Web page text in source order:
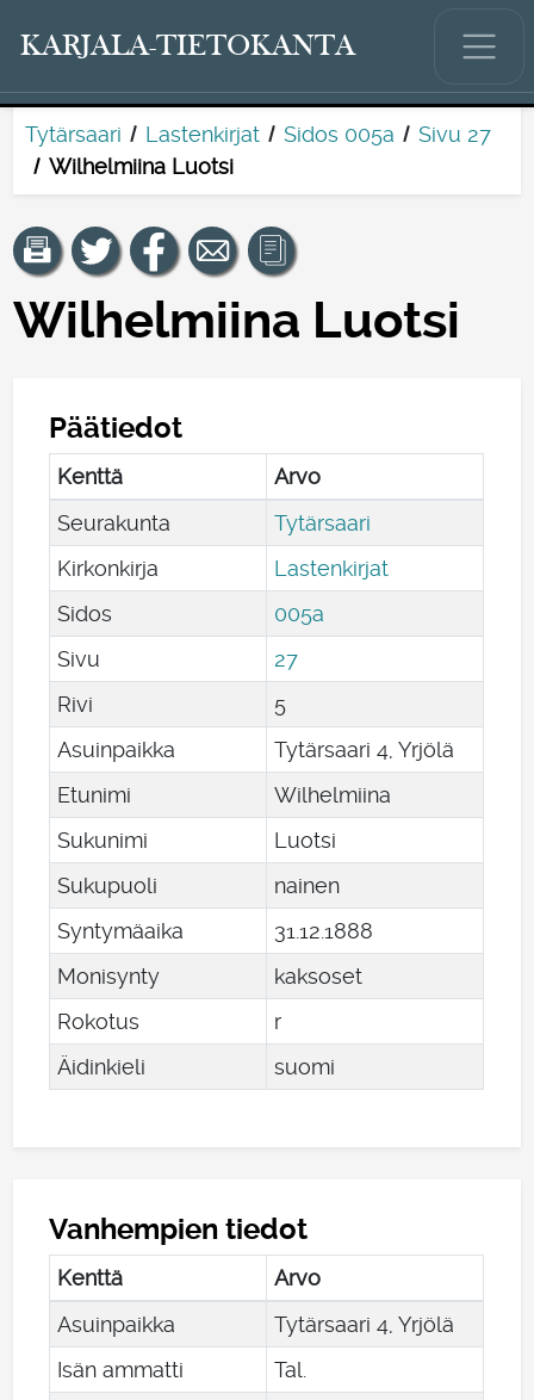
KARJALA-TIETOKANTA
Tytärsaari Lastenkirjat Sidos 005a
Sivu 27
Wilhelmiina Luotsi
Wilhelmiina Luotsi
Päätiedot
Kenttä
Arvo
Seurakunta
Tytärsaari
Kirkonkirja
Lastenkirjat
Sidos
005a
Sivu
27
Rivi
5
Asuinpaikka
Tytärsaari 4, Yrjölä
Etunimi
Wilhelmiina
Sukunimi
Luotsi
Sukupuoli
nainen
Syntymäaika
31 121888
Monisynty
kaksoset
Rokotus
r
Äidinkieli
suomi
Vanhempien tiedot
Kenttä
Arvo
Asuinpaikka
Tytärsaari 4, Yrjölä
Isän ammatti
Tal.